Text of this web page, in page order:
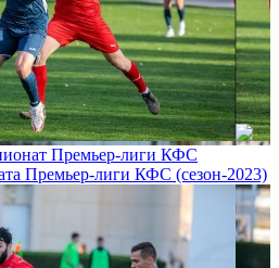
Премьер-лиги КФС
Премьер-лиги КФC (сезон-2023)